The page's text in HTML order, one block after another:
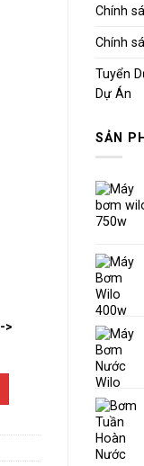
Chính
Chính
Tuyển
Dự Án
SẢN
>